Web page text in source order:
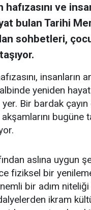
ve
bulan Tarihi
sohbetleri,
insanların
yeniden
Bir bardak
akşamlarını
aslına uygun
fiziksel bir
bir adım
ikram